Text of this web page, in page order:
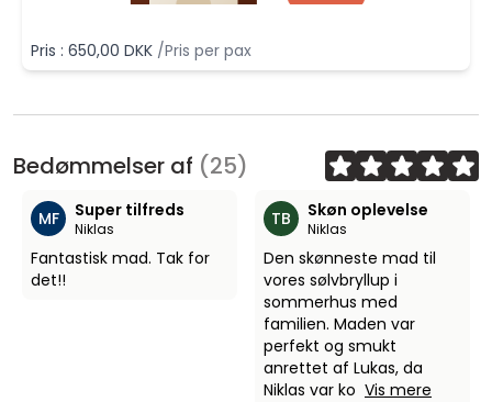
Pris : 650,00 DKK /Pris per pax
Bedømmelser af (25)
MF Super tilfreds
Niklas
Fantastisk mad. Tak for
det!!
TB Skøn oplevelse
Niklas
Den skønneste mad til
vores sølvbryllup i
sommerhus med
familien. Maden var
perfekt og smukt
anrettet af Lukas, da
Niklas var ko Vis mere